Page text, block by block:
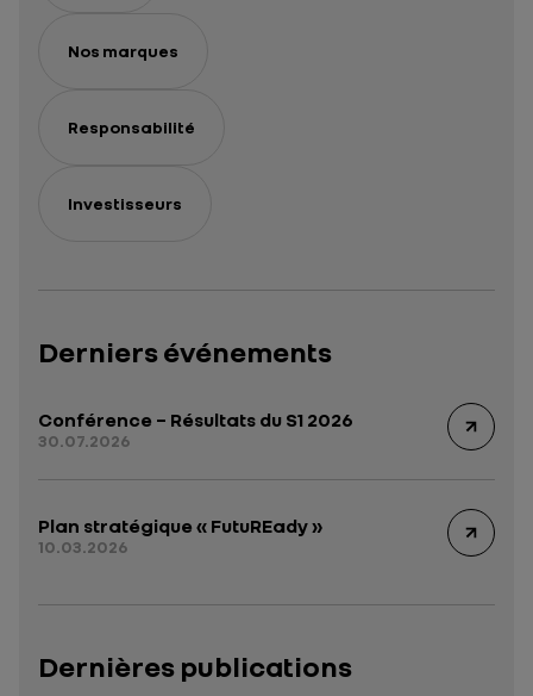
Nos marques
Responsabilité
Investisseurs
Derniers événements
Conférence – Résultats du S1 2026
30.07.2026
Plan stratégique « FutuREady »
10.03.2026
Dernières publications